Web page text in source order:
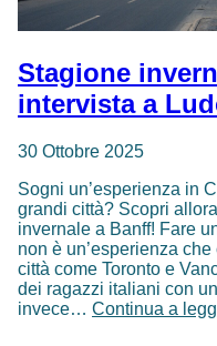
Stagione
intervista a
30 Ottobre 2025
Sogni un’esperienza in
grandi città? Scopri
invernale a Banff! Fare
non è un’esperienza
città come Toronto e
dei ragazzi italiani con
invece… Continua a